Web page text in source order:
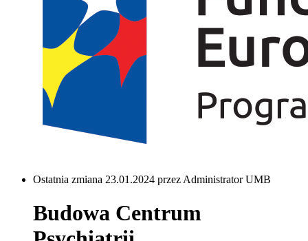
Ostatnia zmiana 23.01.2024 przez Administrator UMB
Budowa Centrum